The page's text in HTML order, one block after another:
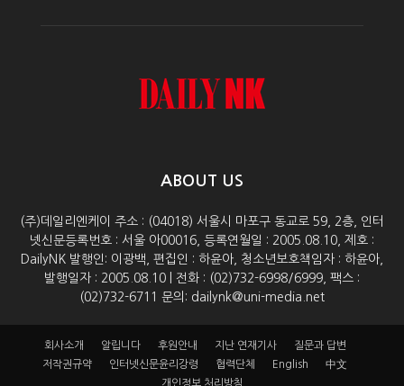
ABOUT US
(주)데일리엔케이 주소 : (04018) 서울시 마포구 동교로 59, 2층, 인터
넷신문등록번호 : 서울 아00016, 등록연월일 : 2005.08.10, 제호 :
DailyNK 발행인: 이광백, 편집인 : 하윤아, 청소년보호책임자 : 하윤아,
발행일자 : 2005.08.10 | 전화 : (02)732-6998/6999, 팩스 :
(02)732-6711 문의: dailynk@uni-media.net
회사소개 알립니다 후원안내 지난 연재기사
질문과 답변
저작권규약
인터넷신문윤리강령 협력단체 English
中文
개인정보 처리방침